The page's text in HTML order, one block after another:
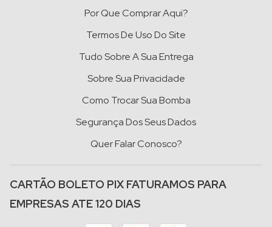
Por Que Comprar Aqui?
Termos De Uso Do Site
Tudo Sobre A Sua Entrega
Sobre Sua Privacidade
Como Trocar Sua Bomba
Segurança Dos Seus Dados
Quer Falar Conosco?
CARTÃO BOLETO PIX FATURAMOS PARA
EMPRESAS ATE 120 DIAS